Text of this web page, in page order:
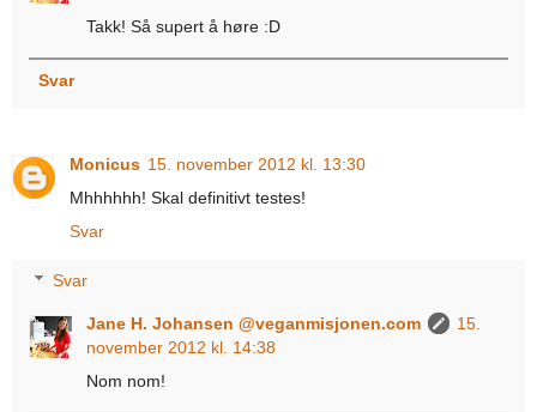
Takk! Så supert å høre :D
Svar
Monicus 15. november 2012 kl. 13:30
Mhhhhhh! Skal definitivt testes!
Svar
Svar
Jane H. Johansen @veganmisjonen.com
15.
november 2012 kl. 14:38
Nom nom!